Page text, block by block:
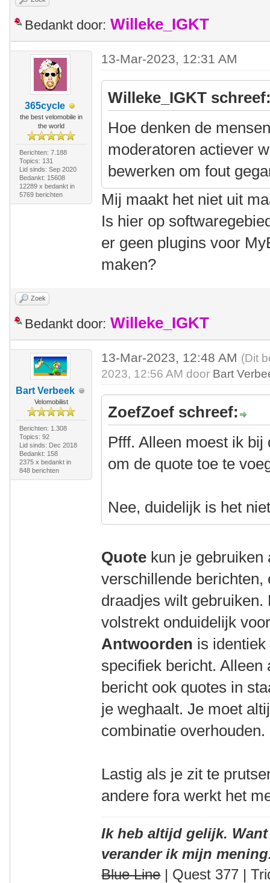
Bedankt door: Willeke_IGKT
365cycle
the best velomobile in
the world
Berichten: 7.188
Topics: 131
Lid sinds: Sep 2020
Bedankt: 15608
12289 x bedankt in
5769 berichten
13-Mar-2023, 12:31 AM
Willeke_IGKT
Hoe denken de
moderatoren actiever
bewerken om fout
Mij maakt het niet uit
Is hier op
er geen plugins voor
maken?
Zoek
Bedankt door: Willeke_IGKT
Bart Verbeek
Velomobilist
Berichten: 1.308
Topics: 92
Lid sinds: Dec 2018
Bedankt: 158
2375 x bedankt in
848 berichten
13-Mar-2023, 12:48 AM (Dit
2023, 12:56 AM door Bart
ZoefZoef schreef:
Pfff. Alleen moest ik
om de quote toe te
Nee, duidelijk is het
Quote kun je gebruiken
verschillende
draadjes wilt
volstrekt onduidelijk
Antwoorden is
specifiek bericht. Alleen
bericht ook quotes in
je weghaalt. Je moet
combinatie overhouden.
Lastig als je zit te
andere fora werkt het
Ik heb altijd gelijk.
verander ik mijn
Blue Line| Quest 377 |